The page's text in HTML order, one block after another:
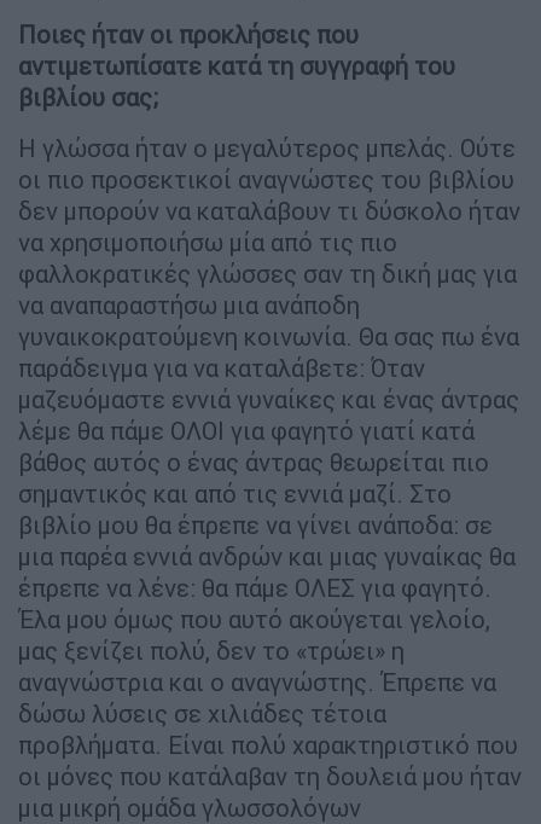
Ποιες ήταν οι προκλήσεις που
αντιμετωπίσατε κατά τη συγγραφή του
βιβλίου σας;
Η γλώσσα ήταν ο μεγαλύτερος μπελάς. Ούτε
οι πιο προσεκτικοί αναγνώστες του βιβλίου
δεν μπορούν να καταλάβουν τι δύσκολο ήταν
να χρησιμοποιήσω μία από τις πιο
φαλλοκρατικές γλώσσες σαν τη δική μας για
να αναπαραστήσω μια ανάποδη
γυναικοκρατούμενη κοινωνία. Θα σας πω ένα
παράδειγμα για να καταλάβετε: Όταν
μαζευόμαστε εννιά γυναίκες και ένας άντρας
λέμε θα πάμε ΟΛΟΙ για φαγητό γιατί κατά
βάθος αυτός ο ένας άντρας θεωρείται πιο
σημαντικός και από τις εννιά μαζί. Στο
βιβλίο μου θα έπρεπε να γίνει ανάποδα: σε
μια παρέα εννιά ανδρών και μιας γυναίκας θα
έπρεπε να λένε: θα πάμε ΟΛΕΣ για φαγητό.
Έλα μου όμως που αυτό ακούγεται γελοίο,
μας ξενίζει πολύ, δεν το «τρώει» η
αναγνώστρια και ο αναγνώστης. Έπρεπε να
δώσω λύσεις σε χιλιάδες τέτοια
προβλήματα. Είναι πολύ χαρακτηριστικό που
οι μόνες που κατάλαβαν τη δουλειά μου ήταν
μια μικρή ομάδα γλωσσολόγων